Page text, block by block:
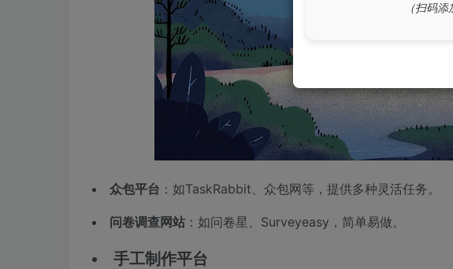
众包平台 ：如TaskRabbit、众包网等，提供多种灵活任务。
问卷调查网站 ：如问卷星、Surveyeasy，简单易做。
手工制作平台
（扫码